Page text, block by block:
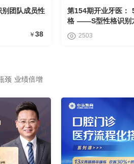
团队成员性
￥ 38
第154期开业牙医：
格 ——S型性格识别
2503
颈 业绩倍增